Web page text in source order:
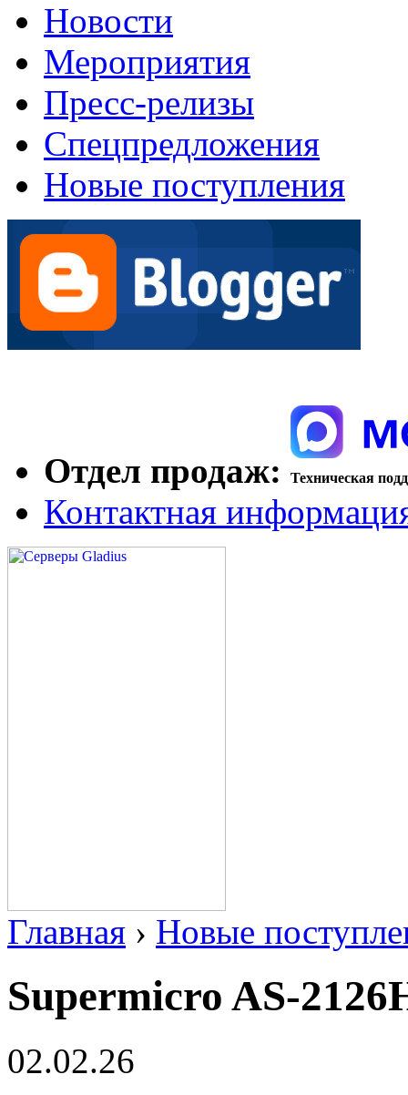
Новости
Мероприятия
Пресс-релизы
Спецпредложения
Новые поступления
Отдел продаж: Техническая
Контактная
Главная › Новые
Supermicro AS-
02.02.26